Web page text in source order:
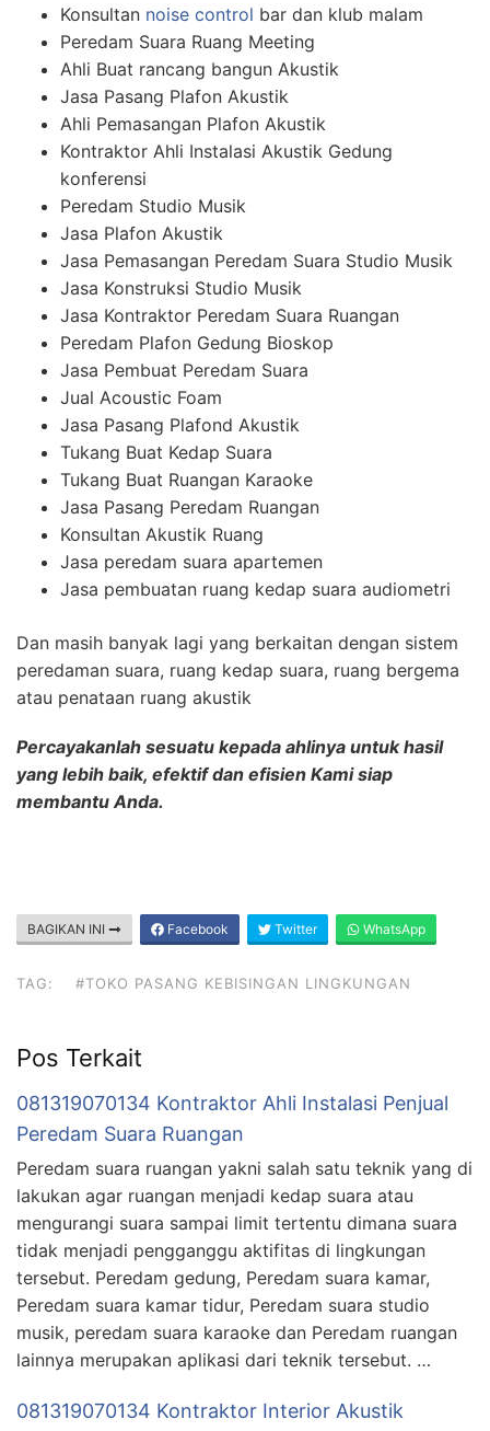
Konsultan noise control bar dan klub malam
Peredam Suara Ruang Meeting
Ahli Buat rancang bangun Akustik
Jasa Pasang Plafon Akustik
Ahli Pemasangan Plafon Akustik
Kontraktor Ahli Instalasi Akustik Gedung
konferensi
Peredam Studio Musik
Jasa Plafon Akustik
Jasa Pemasangan Peredam Suara Studio Musik
Jasa Konstruksi Studio Musik
Jasa Kontraktor Peredam Suara Ruangan
Peredam Plafon Gedung Bioskop
Jasa Pembuat Peredam Suara
Jual Acoustic Foam
Jasa Pasang Plafond Akustik
Tukang Buat Kedap Suara
Tukang Buat Ruangan Karaoke
Jasa Pasang Peredam Ruangan
Konsultan Akustik Ruang
Jasa peredam suara apartemen
Jasa pembuatan ruang kedap suara audiometri
Dan masih banyak lagi yang berkaitan dengan sistem
peredaman suara, ruang kedap suara, ruang bergema
atau penataan ruang akustik
Percayakanlah sesuatu kepada ahlinya untuk hasil
yang lebih baik, efektif dan efisien Kami siap
membantu Anda.
BAGIKAN INI Facebook Twitter WhatsApp
TAG: #TOKO PASANG KEBISINGAN LINGKUNGAN
Pos Terkait
081319070134 Kontraktor Ahli Instalasi Penjual
Peredam Suara Ruangan
Peredam suara ruangan yakni salah satu teknik yang di
lakukan agar ruangan menjadi kedap suara atau
mengurangi suara sampai limit tertentu dimana suara
tidak menjadi pengganggu aktifitas di lingkungan
tersebut. Peredam gedung, Peredam suara kamar,
Peredam suara kamar tidur, Peredam suara studio
musik, peredam suara karaoke dan Peredam ruangan
lainnya merupakan aplikasi dari teknik tersebut. …
081319070134 Kontraktor Interior Akustik